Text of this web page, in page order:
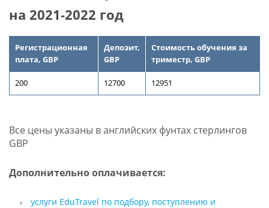
на 2021-2022 год
Регистрационная
плата, GBP
Депозит,
GBP
Стоимость обучения за
триместр, GBP
200 12700 12951
Все цены указаны в английских фунтах стерлингов
GBP
Дополнительно оплачивается:
услуги EduTravel по подбору, поступлению и